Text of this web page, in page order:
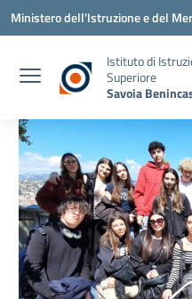
Vai ai contenuti
Vai al menu di navigazione
Vai al footer
Ministero dell'Istruzione e del
Istituto di
Superiore
Savoia